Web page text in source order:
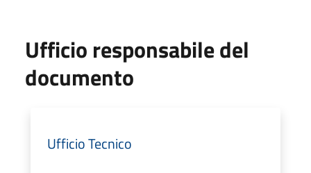
Ufficio responsabile del
documento
Ufficio Tecnico